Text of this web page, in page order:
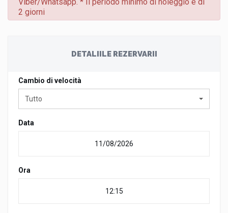
2 giorni
DETALIILE REZERVARII
Сambio di velocità
Tutto
Data
Ora